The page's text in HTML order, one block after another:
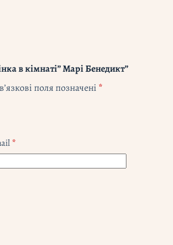
в кімнаті” Марі Бенедикт”
поля позначені *
*